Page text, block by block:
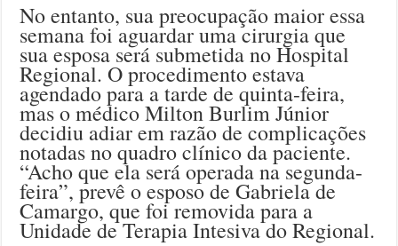
No entanto, sua preocupação maior essa
semana foi aguardar uma cirurgia que
sua esposa será submetida no Hospital
Regional. O procedimento estava
agendado para a tarde de quinta-feira,
mas o médico Milton Burlim Júnior
decidiu adiar em razão de complicações
notadas no quadro clínico da paciente.
“Acho que ela será operada na segunda-
feira”, prevê o esposo de Gabriela de
Camargo, que foi removida para a
Unidade de Terapia Intesiva do Regional.